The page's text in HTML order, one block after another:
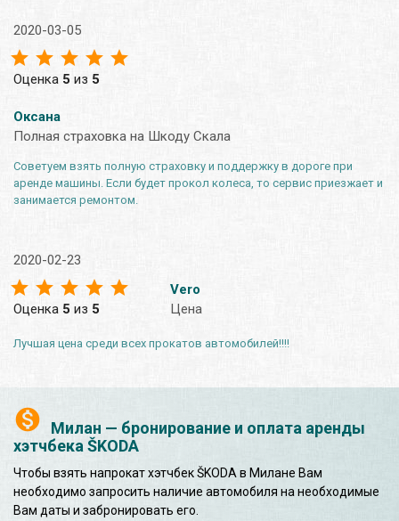
Милан — бронирование и оплата аренды
хэтчбека ŠKODA
Чтобы взять напрокат хэтчбек ŠKODA в Милане Вам
необходимо запросить наличие автомобиля на необходимые
Вам даты и забронировать его.
2020-03-05
Оценка 5 из 5
Оксана
Полная страховка на Шкоду Скала
Советуем взять полную страховку и поддержку в дороге при
аренде машины. Если будет прокол колеса, то сервис приезжает и
занимается ремонтом.
2020-02-23
Оценка 5 из 5
Vero
Цена
Лучшая цена среди всех прокатов автомобилей!!!!